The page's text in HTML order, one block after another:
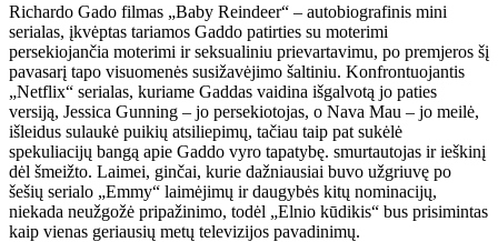
Richardo Gado filmas „Baby Reindeer“ – autobiografinis mini
serialas, įkvėptas tariamos Gaddo patirties su moterimi
persekiojančia moterimi ir seksualiniu prievartavimu, po premjeros šį
pavasarį tapo visuomenės susižavėjimo šaltiniu. Konfrontuojantis
„Netflix“ serialas, kuriame Gaddas vaidina išgalvotą jo paties
versiją, Jessica Gunning – jo persekiotojas, o Nava Mau – jo meilė,
išleidus sulaukė puikių atsiliepimų, tačiau taip pat sukėlė
spekuliacijų bangą apie Gaddo vyro tapatybę. smurtautojas ir ieškinį
dėl šmeižto. Laimei, ginčai, kurie dažniausiai buvo užgriuvę po
šešių serialo „Emmy“ laimėjimų ir daugybės kitų nominacijų,
niekada neužgožė pripažinimo, todėl „Elnio kūdikis“ bus prisimintas
kaip vienas geriausių metų televizijos pavadinimų.